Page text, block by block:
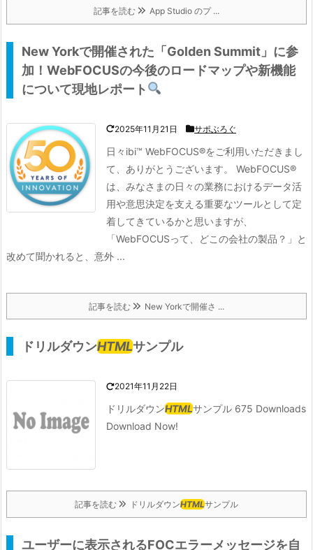
記事を読む App Studio のプ ...
New Yorkで開催された「Golden Summit」に参
加！WebFOCUSの今後のロードマップや新機能
について現地レポート
2025年11月21日 サポぶろぐ
日々ibi™ WebFOCUS®をご利用いただきまし
て、ありがとうございます。 WebFOCUS®
は、みなさまの日々の業務におけるデータ活
用や意思決定を支える重要なツールとして定
着してきているかと思いますが、
「WebFOCUSって、どこの会社の製品？」と
改めて聞かれると、意外 ...
記事を読む New Yorkで開催さ ...
ドリルダウンHTMLサンプル
2021年11月22日
ドリルダウンHTMLサンプル 675 Downloads
Download Now!
記事を読む ドリルダウンHTMLサンプル
ユーザーに表示されるFOCエラーメッセージを自